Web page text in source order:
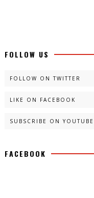
FOLLOW US
FOLLOW ON TWITTER
LIKE ON FACEBOOK
SUBSCRIBE ON YOUTUBE
FACEBOOK